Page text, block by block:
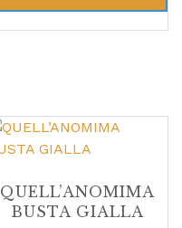
QUELL’ANOMIMA
BUSTA GIALLA